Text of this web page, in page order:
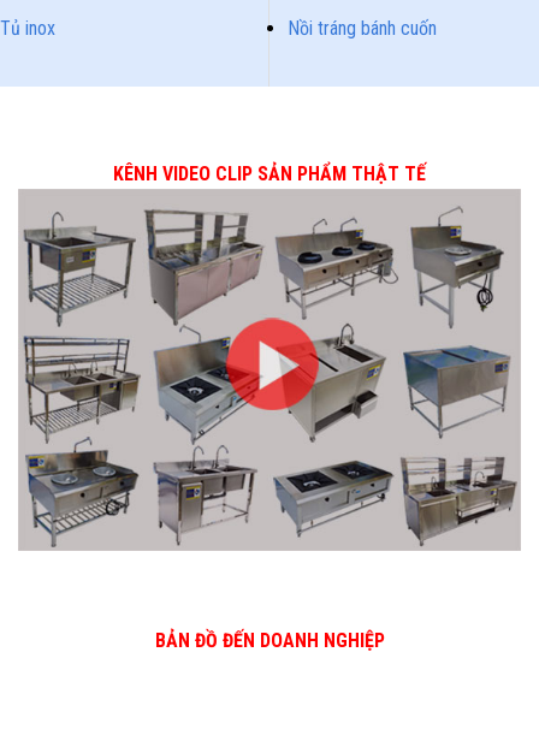
Tủ inox
Nồi tráng bánh cuốn
KÊNH VIDEO CLIP SẢN PHẨM THẬT TẾ
BẢN ĐỒ ĐẾN DOANH NGHIỆP